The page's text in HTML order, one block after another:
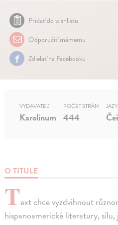
Pridať do wishlistu
Odporučiť známemu
Zdielať na Facebooku
O TITULE
Text chce vyzdvihnout
hispanoamerické literatury, sílu,
VYDAVATEĽ
Karolinum
POČET STRÁN
444